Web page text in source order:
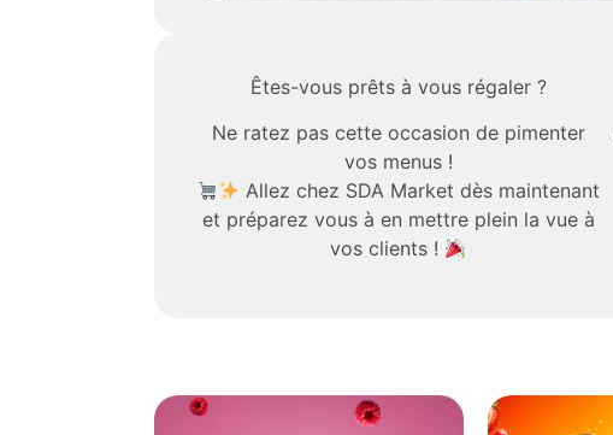
Êtes-vous prêts à vous régaler ?
Ne ratez pas cette occasion de pimenter
vos menus !
Allez chez SDA Market dès maintenant
et préparez vous à en mettre plein la vue à
vos clients !